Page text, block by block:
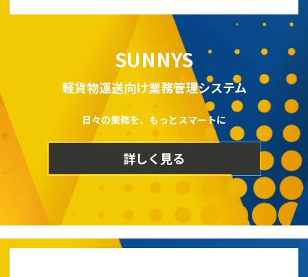
SUNNYS
軽貨物運送向け業務管理システム
日々の業務を、もっとスマートに
詳しく見る